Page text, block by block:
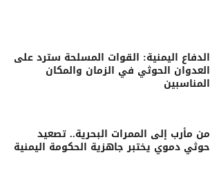
الدفاع اليمنية: القوات المسلحة سترد على
العدوان الحوثي في الزمان والمكان
المناسبين
من مأرب إلى الممرات البحرية.. تصعيد
حوثي دموي يختبر جاهزية الحكومة اليمنية